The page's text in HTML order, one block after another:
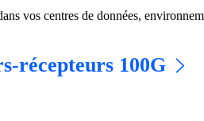
vos centres de données,
récepteurs 100G